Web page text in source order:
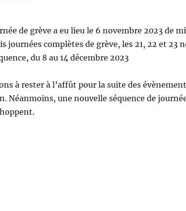
de grève a eu lieu le 6 novembre 2023 de
journées complètes de grève, les 21, 22 et 23
du 8 au 14 décembre 2023
à rester à l’affût pour la suite des
Néanmoins, une nouvelle séquence de